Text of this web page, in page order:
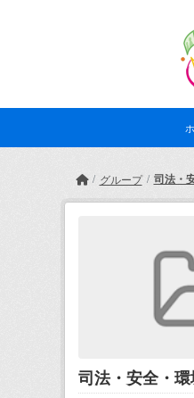
グループ 司法・
司法・安全・